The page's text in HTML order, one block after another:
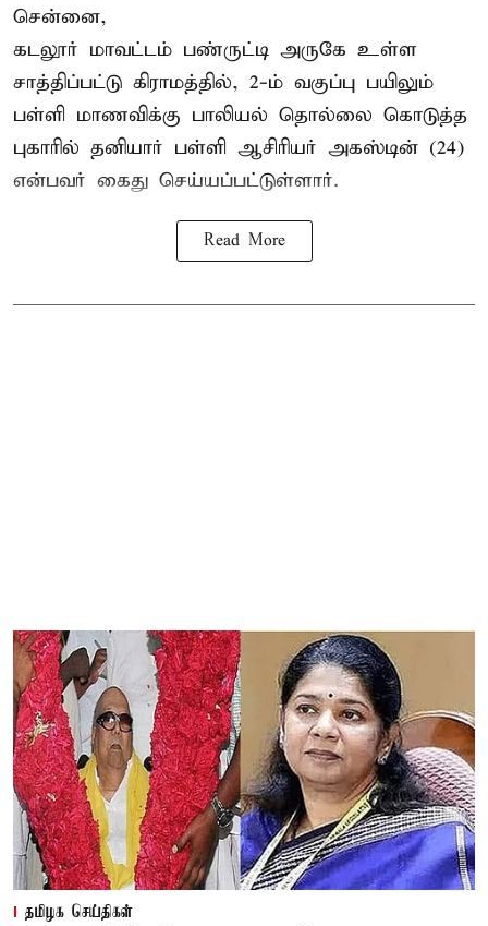
சென்னை,
கடலூர் மாவட்டம் பண்ருட்டி அருகே உள்ள
சாத்திப்பட்டு கிராமத்தில், 2-ம் வகுப்பு பயிலும்
பள்ளி மாணவிக்கு பாலியல் தொல்லை கொடுத்த
புகாரில் தனியார் பள்ளி ஆசிரியர் அகஸ்டின் (24)
என்பவர் கைது செய்யப்பட்டுள்ளார்.
Read More
தமிழக செய்திகள்